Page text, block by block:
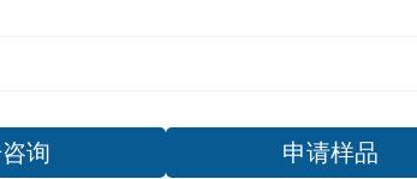
询 申请样品